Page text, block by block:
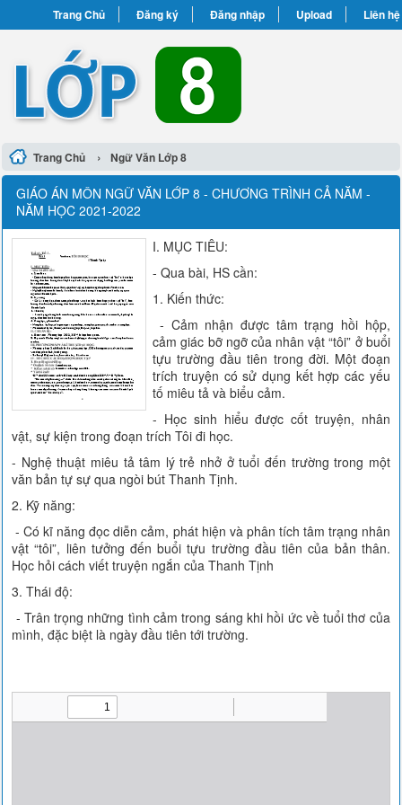
Trang Chủ Đăng ký Đăng nhập Upload Liên hệ
Trang Chủ › Ngữ Văn Lớp 8
GIÁO ÁN MÔN NGỮ VĂN LỚP 8 - CHƯƠNG TRÌNH CẢ NĂM -
NĂM HỌC 2021-2022
I. MỤC TIÊU:
- Qua bài, HS cần:
1. Kiến thức:
- Cảm nhận được tâm trạng hồi hộp,
cảm giác bỡ ngỡ của nhân vật “tôi” ở buổi
tựu trường đầu tiên trong đời. Một đoạn
trích truyện có sử dụng kết hợp các yếu
tố miêu tả và biểu cảm.
- Học sinh hiểu được cốt truyện, nhân
vật, sự kiện trong đoạn trích Tôi đi học.
- Nghệ thuật miêu tả tâm lý trẻ nhở ở tuổi đến trường trong một
văn bản tự sự qua ngòi bút Thanh Tịnh.
2. Kỹ năng:
- Có kĩ năng đọc diễn cảm, phát hiện và phân tích tâm trạng nhân
vật “tôi”, liên tưởng đến buổi tựu trường đầu tiên của bản thân.
Học hỏi cách viết truyện ngắn của Thanh Tịnh
3. Thái độ:
- Trân trọng những tình cảm trong sáng khi hồi ức về tuổi thơ của
mình, đặc biệt là ngày đầu tiên tới trường.